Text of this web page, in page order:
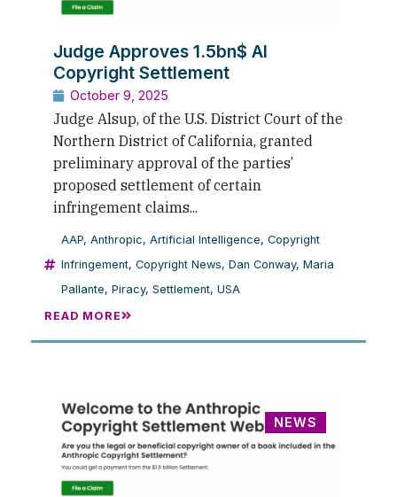
Judge Approves 1.5bn$ AI
Copyright Settlement
October 9, 2025
Judge Alsup, of the U.S. District Court of the
Northern District of California, granted
preliminary approval of the parties’
proposed settlement of certain
infringement claims...
AAP, Anthropic, Artificial Intelligence, Copyright
Infringement, Copyright News, Dan Conway, Maria
Pallante, Piracy, Settlement, USA
READ MORE
NEWS